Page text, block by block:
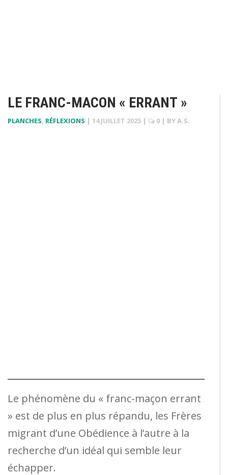
LE FRANC-MACON « ERRANT »
PLANCHES, RÉFLEXIONS | 14 JUILLET 2025 | 0 | BYA.S.
Le phénomène du « franc-maçon errant
» est de plus en plus répandu, les Frères
migrant d’une Obédience à l’autre à la
recherche d’un idéal qui semble leur
échapper.